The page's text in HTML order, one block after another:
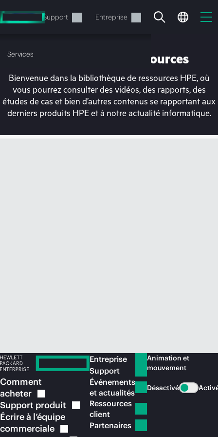
au
contenu
Support Entreprise
Services
Votre panier est
Bibliothèque de ressources
Bienvenue dans la bibliothèque de ressources HPE, où
vous pourrez consulter des vidéos, des rapports, des
études de cas et bien d’autres contenus se rapportant aux
derniers produits HPE et à notre actualité informatique.
Comment
acheter
Support produit
Écrire à l’équipe
commerciale
Entreprise
Support
Événements
et actualités
Ressources
client
Partenaires
Animation et
mouvement
Désactivé